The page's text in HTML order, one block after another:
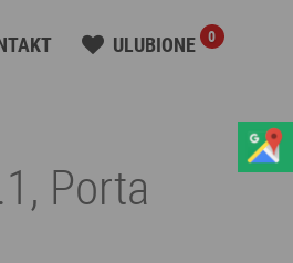
ULUBIONE 0
Porta